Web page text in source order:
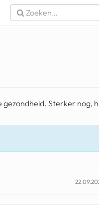
gezondheid. Sterker nog,